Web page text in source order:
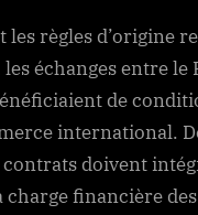
règles d’origine
échanges entre le
de
international.
doivent
financière